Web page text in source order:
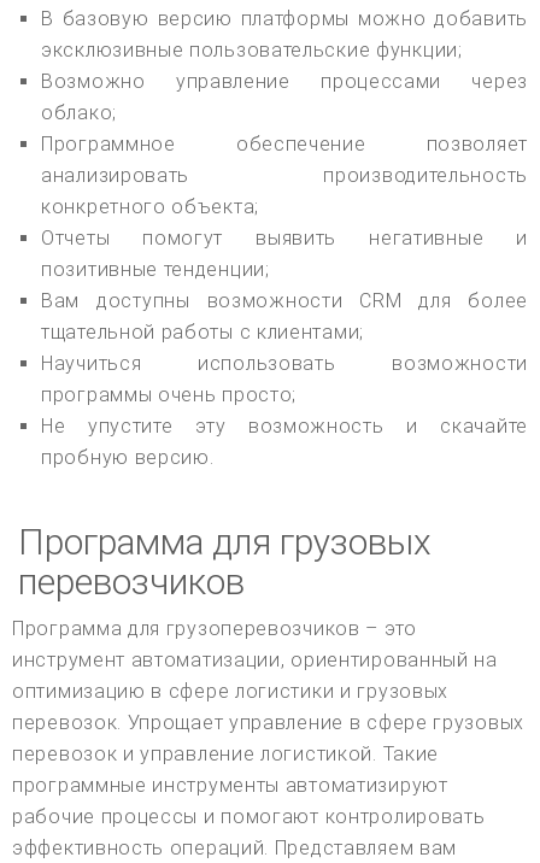
В базовую версию платформы можно добавить
эксклюзивные пользовательские функции;
Возможно управление процессами через
облако;
Программное обеспечение позволяет
анализировать производительность
конкретного объекта;
Отчеты помогут выявить негативные и
позитивные тенденции;
Вам доступны возможности CRM для более
тщательной работы с клиентами;
Научиться использовать возможности
программы очень просто;
Не упустите эту возможность и скачайте
пробную версию.
Программа для грузовых
перевозчиков
Программа для грузоперевозчиков – это
инструмент автоматизации, ориентированный на
оптимизацию в сфере логистики и грузовых
перевозок. Упрощает управление в сфере грузовых
перевозок и управление логистикой. Такие
программные инструменты автоматизируют
рабочие процессы и помогают контролировать
эффективность операций. Представляем вам